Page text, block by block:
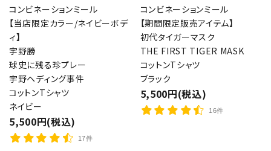
コンビネーションミール
【当店限定カラー/ネイビーボデ
ィ】
宇野勝
球史に残る珍プレー
宇野ヘディング事件
コットンTシャツ
ネイビー
5,500円(税込)
17件
コンビネーションミール
【期間限定販売アイテム】
初代タイガーマスク
THE FIRST TIGER MASK
コットンTシャツ
ブラック
5,500円(税込)
16件